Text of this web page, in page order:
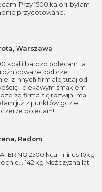
Przy 1500 kalorii byłam
przygotowane.
Warszawa
kcal i bardzo polecam ta
dobrze
z innych firm ale tutaj od
i ciekawym smakiem,
że firma się rozwija, ma
już z punktów gdzie
polecam!
Radom
2500 kcal minus 10kg
142 kg Mężczyzna lat